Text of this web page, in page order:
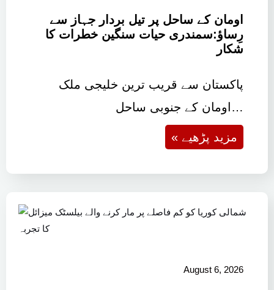
اومان کے ساحل پر تیل بردار جہاز سے
رِساؤ:سمندری حیات سنگین خطرات کا
شکار
پاکستان سے قریب ترین خلیجی ملک
اومان کے جنوبی ساحل…
« مزید پڑھیے
August 6, 2026